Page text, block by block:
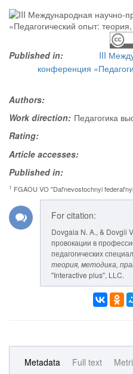
Published in:
III
конференция
Authors:
Work direction: Педагогика
Rating:
Article accesses:
Published in:
1 FGAOU VO "Dal'nevostochnyi
For citation:
Dovgaia N. A., & Dovgii
провокации в
педагогических
теория, методика,
"Interactive plus", LLC.
Metadata Full text